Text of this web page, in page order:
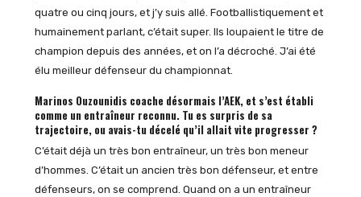
quatre ou cinq jours, et j’y suis allé. Footballistiquement et
humainement parlant, c’était super. Ils loupaient le titre de
champion depuis des années, et on l’a décroché. J’ai été
élu meilleur défenseur du championnat.
Marinos Ouzounidis coache désormais l’AEK, et s’est établi
comme un entraîneur reconnu. Tu es surpris de sa
trajectoire, ou avais-tu décelé qu’il allait vite progresser ?
C’était déjà un très bon entraîneur, un très bon meneur
d’hommes. C’était un ancien très bon défenseur, et entre
défenseurs, on se comprend. Quand on a un entraîneur